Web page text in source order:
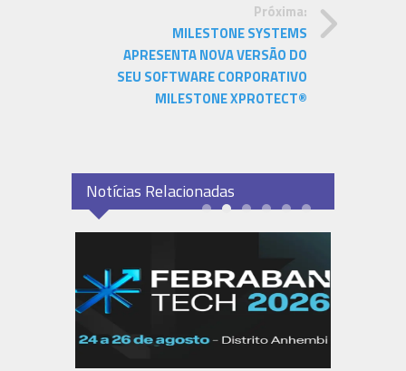
Próxima:
MILESTONE SYSTEMS
APRESENTA NOVA VERSÃO DO
SEU SOFTWARE CORPORATIVO
MILESTONE XPROTECT®
Notícias Relacionadas